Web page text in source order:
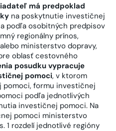
má predpoklad
na poskytnutie investičnej
podľa osobitných predpisov
regionálny prínos,
ministerstvo dopravy,
oblasť cestovného
posudku vypracuje
pomoci, v ktorom
formu investičnej
podľa jednotlivých
investičnej pomoci. Na
pomoci ministerstvo
1 rozdelí jednotlivé regióny